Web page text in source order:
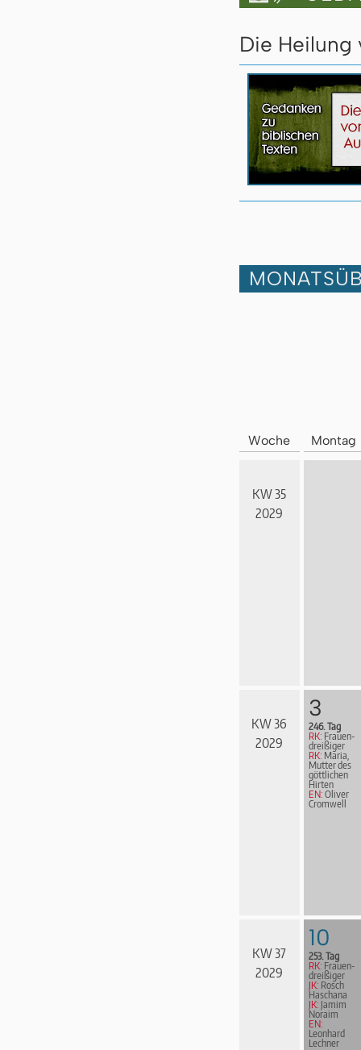
Die Heilung
Woche Montag
KW 35
2029
KW 36
2029
3
246. Tag
RK: Frau­en­
drei­ßi­ger
RK: Maria,
Mutter des
göttlichen
Hirten
EN: Oliver
Cromwell
KW 37
2029
10
253. Tag
RK: Frau­en­
drei­ßi­ger
JK: Rosch
Haschana
JK: Jamim
Noraim
EN:
Leonhard
Lechner